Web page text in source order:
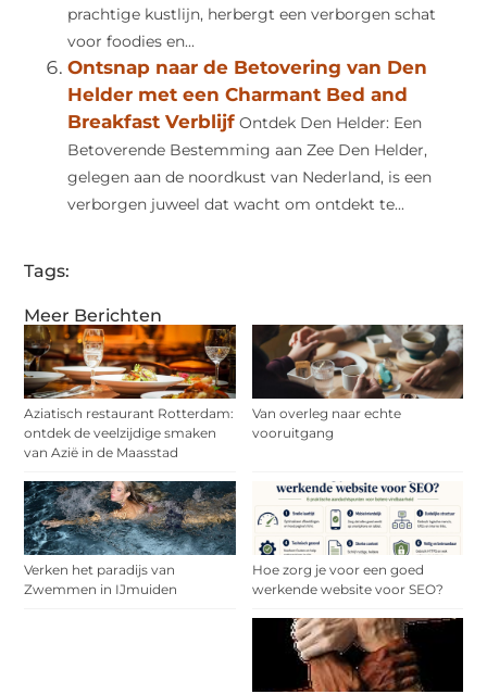
Meer Berichten
Aziatisch restaurant Rotterdam:
ontdek de veelzijdige smaken
van Azië in de Maasstad
Van overleg naar echte
vooruitgang
Verken het paradijs van
Zwemmen in IJmuiden
Hoe zorg je voor een goed
werkende website voor SEO?
prachtige kustlijn, herbergt een verborgen schat
voor foodies en...
Ontsnap naar de Betovering van Den
Helder met een Charmant Bed and
Breakfast Verblijf Ontdek Den Helder: Een
Betoverende Bestemming aan Zee Den Helder,
gelegen aan de noordkust van Nederland, is een
verborgen juweel dat wacht om ontdekt te...
Tags: